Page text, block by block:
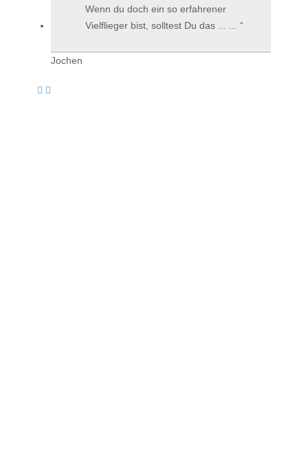
Wenn du doch ein so erfahrener
Vielflieger bist, solltest Du das ... ...
Jochen